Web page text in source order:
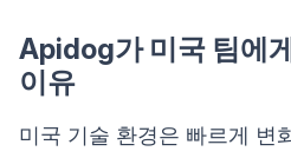
Apidog가 미국 팀에
이유
미국 기술 환경은 빠르게 변